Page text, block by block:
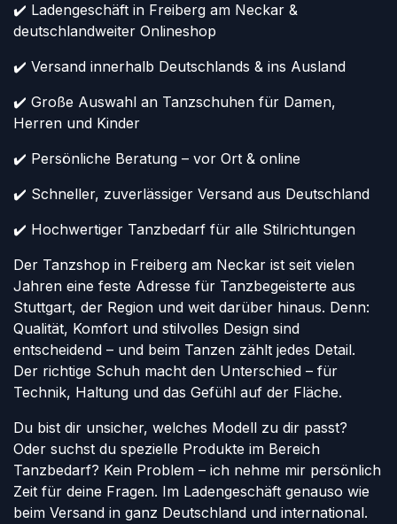
✔️ Ladengeschäft in Freiberg am Neckar &
deutschlandweiter Onlineshop
✔️ Versand innerhalb Deutschlands & ins Ausland
✔️ Große Auswahl an Tanzschuhen für Damen,
Herren und Kinder
✔️ Persönliche Beratung – vor Ort & online
✔️ Schneller, zuverlässiger Versand aus Deutschland
✔️ Hochwertiger Tanzbedarf für alle Stilrichtungen
Der Tanzshop in Freiberg am Neckar ist seit vielen
Jahren eine feste Adresse für Tanzbegeisterte aus
Stuttgart, der Region und weit darüber hinaus. Denn:
Qualität, Komfort und stilvolles Design sind
entscheidend – und beim Tanzen zählt jedes Detail.
Der richtige Schuh macht den Unterschied – für
Technik, Haltung und das Gefühl auf der Fläche.
Du bist dir unsicher, welches Modell zu dir passt?
Oder suchst du spezielle Produkte im Bereich
Tanzbedarf? Kein Problem – ich nehme mir persönlich
Zeit für deine Fragen. Im Ladengeschäft genauso wie
beim Versand in ganz Deutschland und international.